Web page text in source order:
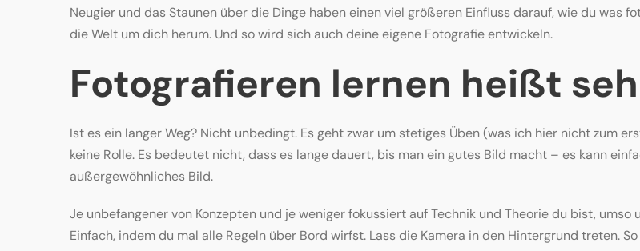
Neugier und das Staunen über die Dinge haben einen viel größeren Einfluss darauf, wie du was
die Welt um dich herum. Und so wird sich auch deine eigene Fotografie entwickeln.
Fotografieren lernen heißt
Ist es ein langer Weg? Nicht unbedingt. Es geht zwar um stetiges Üben (was ich hier nicht zum
keine Rolle. Es bedeutet nicht, dass es lange dauert, bis man ein gutes Bild macht – es kann
außergewöhnliches Bild.
Je unbefangener von Konzepten und je weniger fokussiert auf Technik und Theorie du bist,
Einfach, indem du mal alle Regeln über Bord wirfst. Lass die Kamera in den Hintergrund treten.